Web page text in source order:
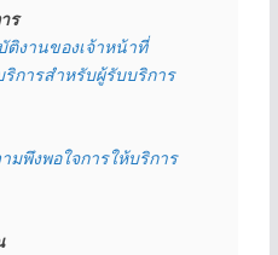
ร
งานของเจ้าหน้าที่
การสำหรับผู้รับบริการ
มพึงพอใจการให้บริการ